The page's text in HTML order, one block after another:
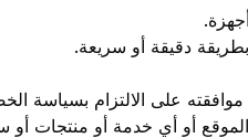
دقيقة أو سريعة.
على الالتزام بسياسة
أو أي خدمة أو منتجات أو